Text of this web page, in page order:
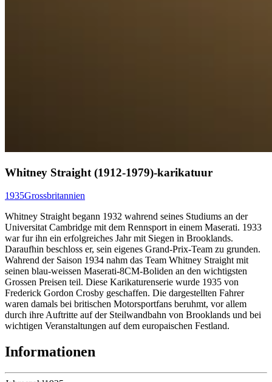
Whitney Straight (1912-1979)-karikatuur
1935Grossbritannien
Whitney Straight begann 1932 wahrend seines Studiums an der
Universitat Cambridge mit dem Rennsport in einem Maserati. 1933
war fur ihn ein erfolgreiches Jahr mit Siegen in Brooklands.
Daraufhin beschloss er, sein eigenes Grand-Prix-Team zu grunden.
Wahrend der Saison 1934 nahm das Team Whitney Straight mit
seinen blau-weissen Maserati-8CM-Boliden an den wichtigsten
Grossen Preisen teil. Diese Karikaturenserie wurde 1935 von
Frederick Gordon Crosby geschaffen. Die dargestellten Fahrer
waren damals bei britischen Motorsportfans beruhmt, vor allem
durch ihre Auftritte auf der Steilwandbahn von Brooklands und bei
wichtigen Veranstaltungen auf dem europaischen Festland.
Informationen